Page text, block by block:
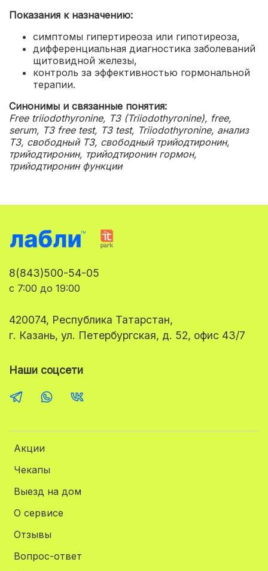
Показания к назначению:
симптомы гипертиреоза или гипотиреоза,
дифференциальная диагностика заболеваний
щитовидной железы,
контроль за эффективностью гормональной
терапии.
Синонимы и связанные понятия:
Free triiodothyronine, T3 (Triiodothyronine), free,
serum, T3 free test, T3 test, Triiodothyronine, анализ
Т3, свободный Т3, свободный трийодтиронин,
трийодтиронин, трийодтиронин гормон,
трийодтиронин функции
Акции
Чекапы
Выезд на дом
О сервисе
Отзывы
Вопрос-ответ
8(843)500-54-05
с 7:00 до 19:00
420074, Республика Татарстан,
г. Казань, ул. Петербургская, д. 52, офис 43/7
Наши соцсети